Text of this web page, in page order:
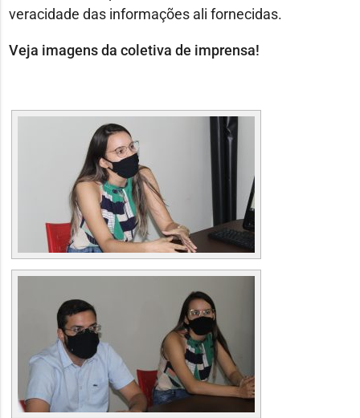
veracidade das informações ali fornecidas.
Veja imagens da coletiva de imprensa!